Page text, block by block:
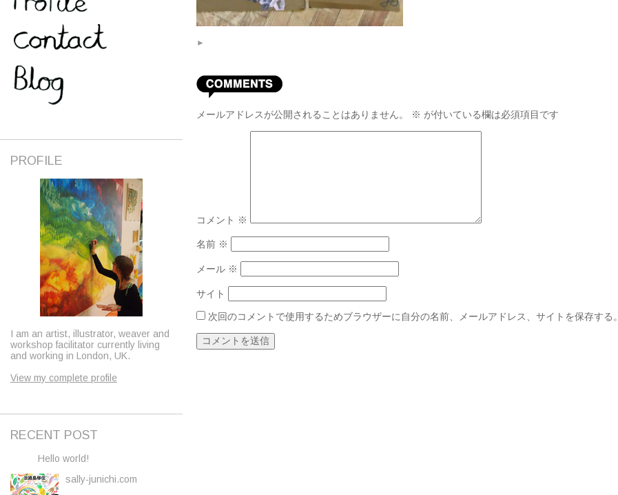
►
メールアドレスが公開されることはありません。 ※ が付いている欄は必須項目です
コメント ※
名前 ※
メール ※
サイト
次回のコメントで使用するためブラウザーに自分の名前、メールアドレス、サイトを保存する。
PROFILE
I am an artist, illustrator, weaver and
workshop facilitator currently living
and working in London, UK.
View my complete profile
RECENT POST
Hello world!
sally-junichi.com